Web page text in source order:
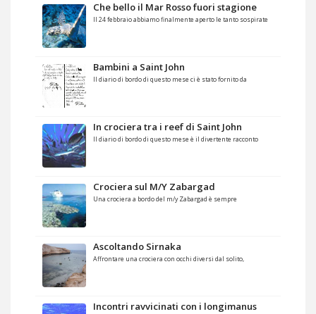
Che bello il Mar Rosso fuori stagione
Il 24 febbraio abbiamo finalmente aperto le tanto sospirate
Bambini a Saint John
Il diario di bordo di questo mese ci è stato fornito da
In crociera tra i reef di Saint John
Il diario di bordo di questo mese è il divertente racconto
Crociera sul M/Y Zabargad
Una crociera a bordo del m/y Zabargad è sempre
Ascoltando Sirnaka
Affrontare una crociera con occhi diversi dal solito,
Incontri ravvicinati con i longimanus